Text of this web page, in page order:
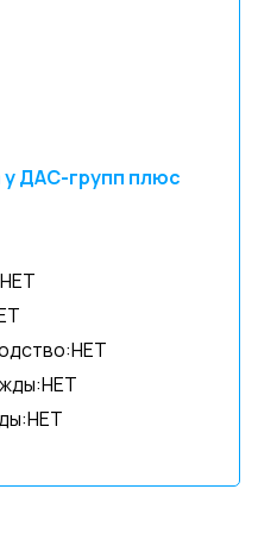
у ДАС-групп плюс